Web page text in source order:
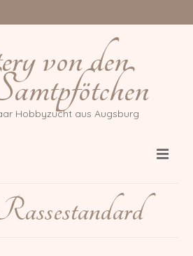
von den
Hobbyzucht aus Augsburg